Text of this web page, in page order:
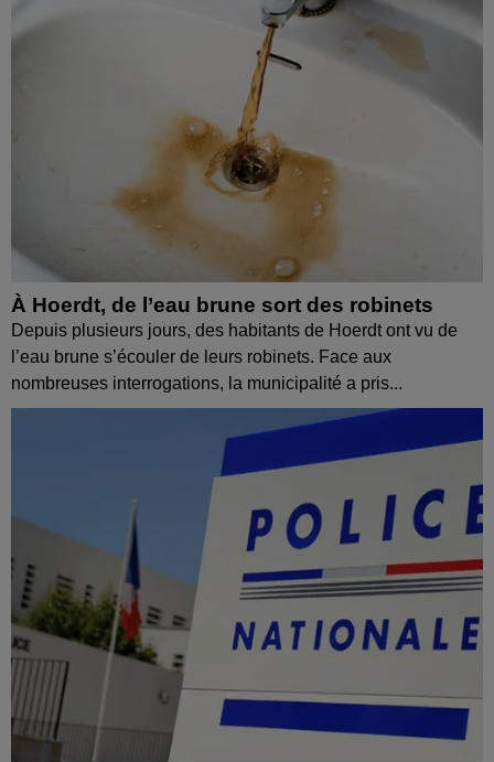
À Hoerdt, de l’eau brune sort des robinets
Depuis plusieurs jours, des habitants de Hoerdt ont vu de
l’eau brune s’écouler de leurs robinets. Face aux
nombreuses interrogations, la municipalité a pris...